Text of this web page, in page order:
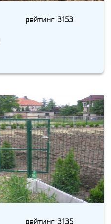
рейтинг: 3153
рейтинг: 3135